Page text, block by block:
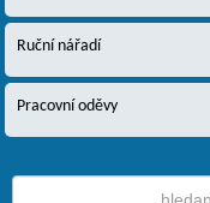
Ruční nářadí
Pracovní oděvy